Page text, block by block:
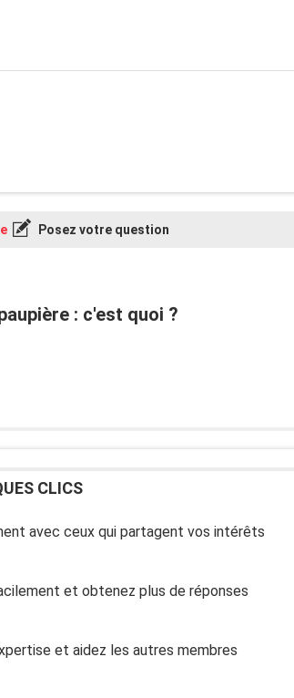
Posez votre question
: c'est quoi ?
CLICS
avec ceux qui partagent vos intérêts
et obtenez plus de réponses
et aidez les autres membres